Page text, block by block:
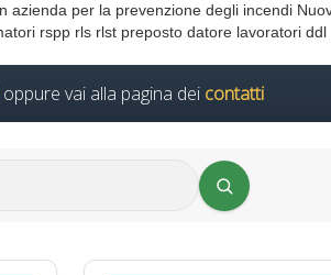
azienda per la prevenzione degli incendi
rspp rls rlst preposto datore lavoratori ddl
oppure vai alla pagina dei contatti